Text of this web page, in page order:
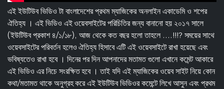
এই ইউটিউব ভিডিও টা বাংলাদেশের প্রথম ম্যাজিকের অনলাইন একাডেমি ও শপের
ঐতিহ্য । এই ভিডিও এই ওয়েবসাইটের পরিচিতির জন্য বানানো হয় ২০১৭ সালে
(ইউটিউব প্রকাশ ৪/১/১৮), আজ থেকে কত বছর হলো তাহলে ....!!!? সময়ের সাথে
ওয়েবসাইটের পরিবর্তন হলেও ঐতিহ্য হিসাবে এটি এই ওয়েবসাইটে রাখা হয়েছে এবং
ভবিষ্যতেও রাখা হবে । দিনের পর দিন আপনাদের মতামত গুলো এখানে কমেন্ট আকারে
এই ভিডিও এর নিচে সংরক্ষিত হবে । তাই যদি এই ম্যাজিকের ওয়েব সাইট নিয়ে কোন
কথা/মতামত থাকে অনুগ্রহ করে এই ইউটিউব ভিডিওর কমেন্টে লিখে আসুন এবং প্রথম